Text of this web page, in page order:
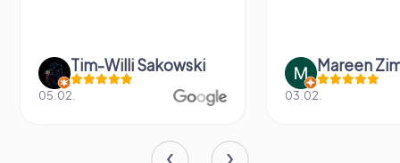
Tim-Willi Sakowski
05.02.
Mareen
03.02.